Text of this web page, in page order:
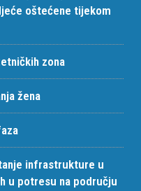
oštećene tijekom
zona
žena
infrastrukture u
u potresu na području